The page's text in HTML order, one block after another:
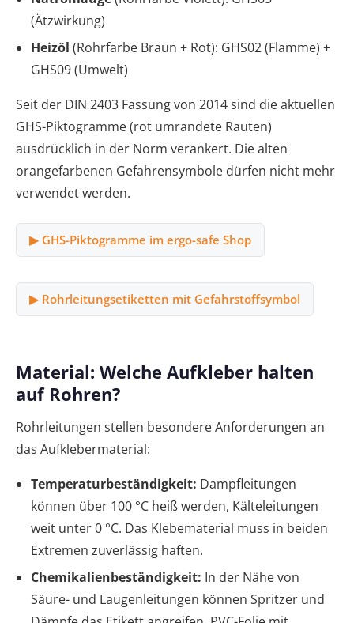
(Ätzwirkung)
Heizöl (Rohrfarbe Braun + Rot): GHS02 (Flamme) +
GHS09 (Umwelt)
Seit der DIN 2403 Fassung von 2014 sind die aktuellen
GHS-Piktogramme (rot umrandete Rauten)
ausdrücklich in der Norm verankert. Die alten
orangefarbenen Gefahrensymbole dürfen nicht mehr
verwendet werden.
▶ GHS-Piktogramme im ergo-safe Shop
▶ Rohrleitungsetiketten mit Gefahrstoffsymbol
Material: Welche Aufkleber halten
auf Rohren?
Rohrleitungen stellen besondere Anforderungen an
das Aufklebermaterial:
Temperaturbeständigkeit: Dampfleitungen
können über 100 °C heiß werden, Kälteleitungen
weit unter 0 °C. Das Klebematerial muss in beiden
Extremen zuverlässig haften.
Chemikalienbeständigkeit: In der Nähe von
Säure- und Laugenleitungen können Spritzer und